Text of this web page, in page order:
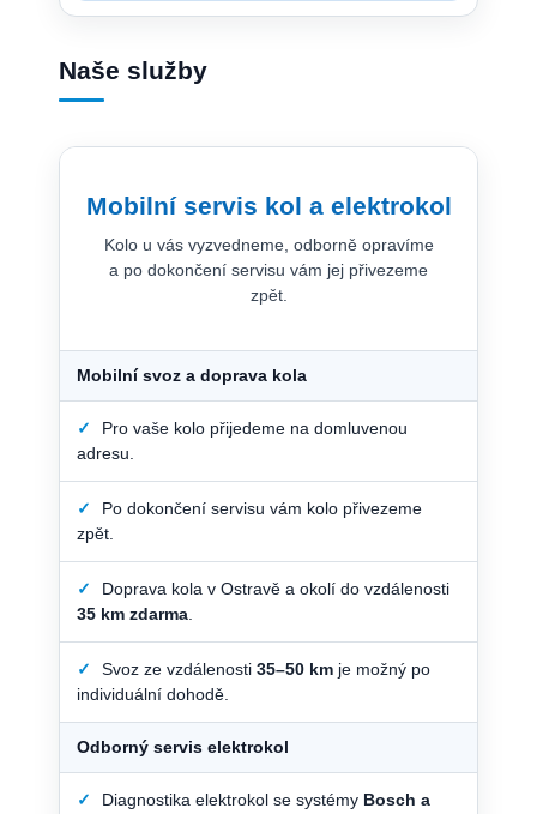
Naše služby
Mobilní servis kol a elektrokol
Kolo u vás vyzvedneme, odborně opravíme
a po dokončení servisu vám jej přivezeme
zpět.
Mobilní svoz a doprava kola
✓
Pro vaše kolo přijedeme na domluvenou
adresu.
✓
Po dokončení servisu vám kolo přivezeme
zpět.
✓
Doprava kola v Ostravě a okolí do vzdálenosti
35 km zdarma
✓ Svoz ze vzdálenosti 35–50 km je možný po
individuální dohodě.
Odborný servis elektrokol
✓ Diagnostika elektrokol se systémy Bosch a